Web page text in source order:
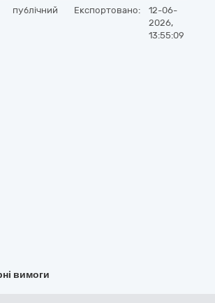
публічний Експортовано:
12-06-
2026,
13:55:09
вимоги